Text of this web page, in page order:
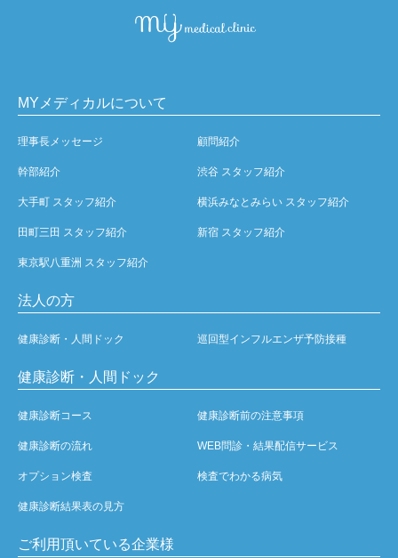
MYメディカルについて
理事長メッセージ 顧問紹介
幹部紹介 渋谷 スタッフ紹介
大手町 スタッフ紹介 横浜みなとみらい スタッフ紹介
田町三田 スタッフ紹介 新宿 スタッフ紹介
東京駅八重洲 スタッフ紹介
法人の方
健康診断・人間ドック 巡回型インフルエンザ予防接種
健康診断・人間ドック
健康診断コース 健康診断前の注意事項
健康診断の流れ WEB問診・結果配信サービス
オプション検査 検査でわかる病気
健康診断結果表の見方
ご利用頂いている企業様